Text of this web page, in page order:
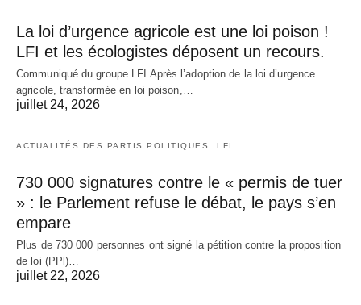
La loi d’urgence agricole est une loi poison !
LFI et les écologistes déposent un recours.
Communiqué du groupe LFI Après l’adoption de la loi d’urgence
agricole, transformée en loi poison,…
juillet 24, 2026
ACTUALITÉS DES PARTIS POLITIQUES LFI
730 000 signatures contre le « permis de tuer
» : le Parlement refuse le débat, le pays s’en
empare
Plus de 730 000 personnes ont signé la pétition contre la proposition
de loi (PPl)…
juillet 22, 2026